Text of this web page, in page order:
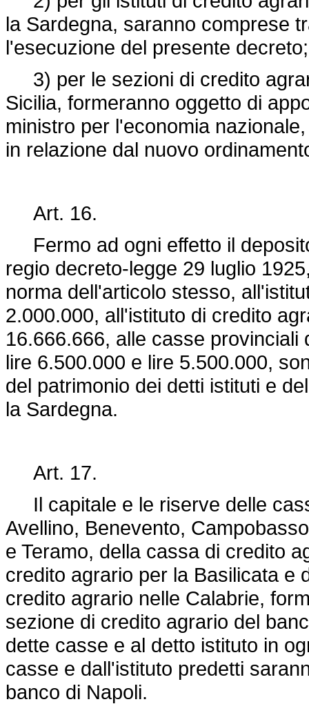
la Sardegna, saranno comprese
l'esecuzione del presente decreto;
3) per le sezioni di credito
Sicilia, formeranno oggetto di
ministro per l'economia
in relazione dal nuovo
Art. 16.
Fermo ad ogni effetto il
regio decreto-legge 29 luglio
norma dell'articolo stesso,
2.000.000, all'istituto di credito
16.666.666, alle casse
lire 6.500.000 e lire 5.500.000,
del patrimonio dei detti istituti e
la Sardegna.
Art. 17.
Il capitale e le riserve delle
Avellino, Benevento,
e Teramo, della cassa di credito
credito agrario per la Basilicata e
credito agrario nelle Calabrie,
sezione di credito agrario del
dette casse e al detto istituto in
casse e dall'istituto predetti
banco di Napoli.